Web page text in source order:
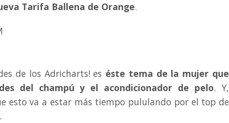
Tarifa Ballena de Orange.
de los Adricharts! es éste tema de la mujer que
del champú y el acondicionador de pelo. Y,
esto va a estar más tiempo pululando por el top de